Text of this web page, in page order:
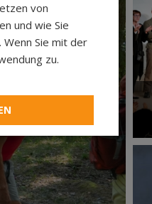
Veranstaltungen
von
und wie Sie
. Wenn Sie mit der
zu.